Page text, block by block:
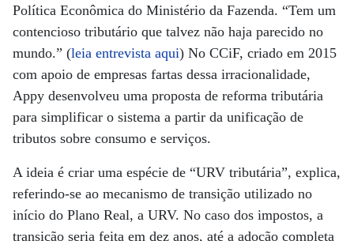
Política Econômica do Ministério da Fazenda. “Tem um
contencioso tributário que talvez não haja parecido no
mundo.” (leia entrevista aqui) No CCiF, criado em 2015
com apoio de empresas fartas dessa irracionalidade,
Appy desenvolveu uma proposta de reforma tributária
para simplificar o sistema a partir da unificação de
tributos sobre consumo e serviços.
A ideia é criar uma espécie de “URV tributária”, explica,
referindo-se ao mecanismo de transição utilizado no
início do Plano Real, a URV. No caso dos impostos, a
transição seria feita em dez anos, até a adoção completa